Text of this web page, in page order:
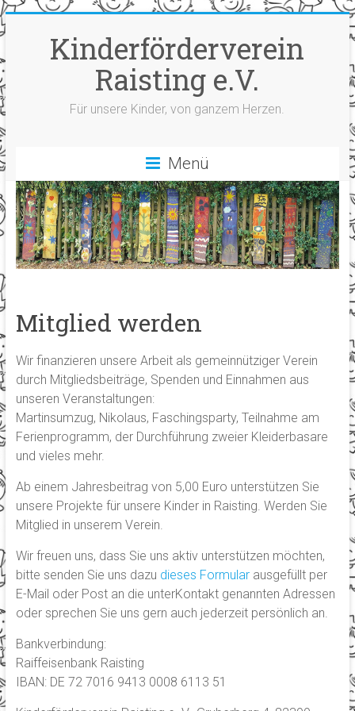
Zum
Inhalt
Kinderförderverein
Raisting e.V.
Für unsere Kinder, von ganzem Herzen.
Menü
Mitglied werden
Wir finanzieren unsere Arbeit als gemeinnütziger Verein
durch Mitgliedsbeiträge, Spenden und Einnahmen aus
unseren Veranstaltungen:
Martinsumzug, Nikolaus, Faschingsparty, Teilnahme am
Ferienprogramm, der Durchführung zweier Kleiderbasare
und vieles mehr.
Ab einem Jahresbeitrag von 5,00 Euro unterstützen Sie
unsere Projekte für unsere Kinder in Raisting. Werden Sie
Mitglied in unserem Verein.
Wir freuen uns, dass Sie uns aktiv unterstützen möchten,
bitte senden Sie uns dazu dieses Formularausgefüllt per
E-Mail oder Post an die unterKontakt genannten Adressen
oder sprechen Sie uns gern auch jederzeit persönlich an.
Bankverbindung:
Raiffeisenbank Raisting
IBAN: DE 72 7016 9413 0008 6113 51